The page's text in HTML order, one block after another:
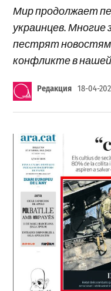
Мир продолжает
украинцев.
пестрят
конфликте в
Редакция 18-04-